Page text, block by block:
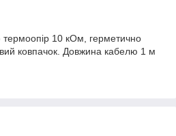
10 кОм, герметично
ковпачок. Довжина кабелю 1 м